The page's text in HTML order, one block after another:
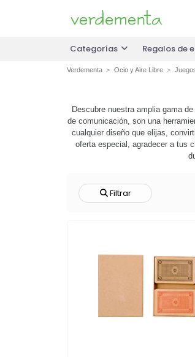
Categorías Regalos de
Verdementa Ocio y Aire Libre
Descubre nuestra amplia gama de
de comunicación, son una
cualquier diseño que elijas,
oferta especial, agradecer a tus
Filtrar